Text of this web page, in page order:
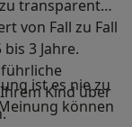
transparenten
von Fall zu Fall
3 Jahre.
Kind über
ist es nie zu
können